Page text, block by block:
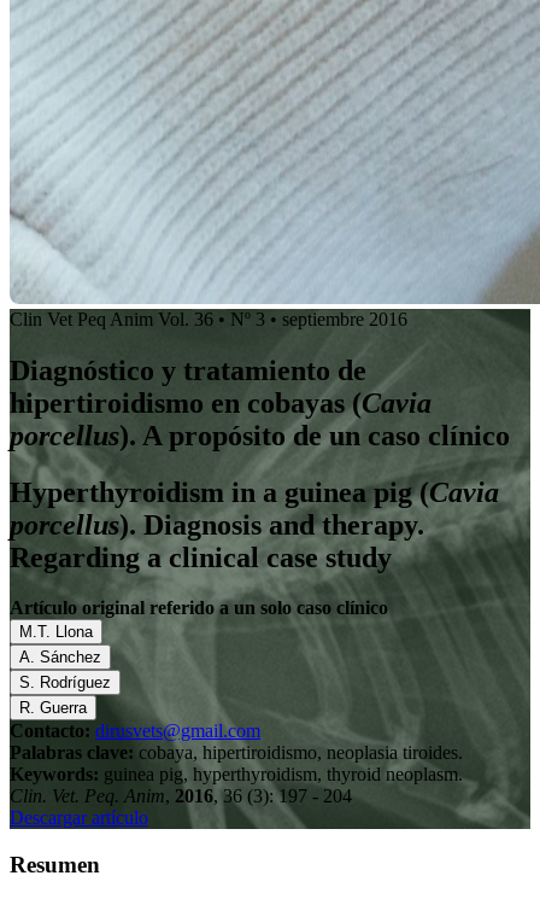
Clin Vet Peq Anim Vol. 36 • Nº 3 • septiembre 2016
Diagnóstico y tratamiento de
hipertiroidismo en cobayas (Cavia
porcellus). A propósito de un caso clínico
Hyperthyroidism in a guinea pig (Cavia
porcellus). Diagnosis and therapy.
Regarding a clinical case study
Artículo original referido a un solo caso clínico
M.T. Llona
A. Sánchez
S. Rodríguez
R. Guerra
Contacto: dirusvets@gmail.com
Palabras clave: cobaya, hipertiroidismo, neoplasia tiroides.
Keywords: guinea pig, hyperthyroidism, thyroid neoplasm.
Clin. Vet. Peq. Anim, 2016, 36 (3): 197 - 204
Descargar artículo
Resumen